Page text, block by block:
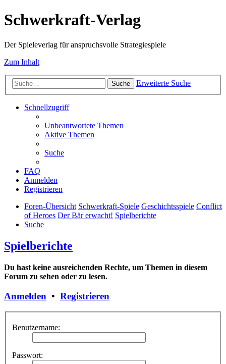
Schwerkraft-Verlag
Der Spieleverlag für anspruchsvolle Strategiespiele
Zum Inhalt
Suche Erweiterte Suche
Schnellzugriff
Unbeantwortete Themen
Aktive Themen
Suche
FAQ
Anmelden
Registrieren
Foren-Übersicht Schwerkraft-Spiele Geschichtsspiele Conflict
of Heroes Der Bär erwacht! Spielberichte
Suche
Spielberichte
Du hast keine ausreichenden Rechte, um Themen in diesem
Forum zu sehen oder zu lesen.
Anmelden • Registrieren
Benutzername:
Passwort: